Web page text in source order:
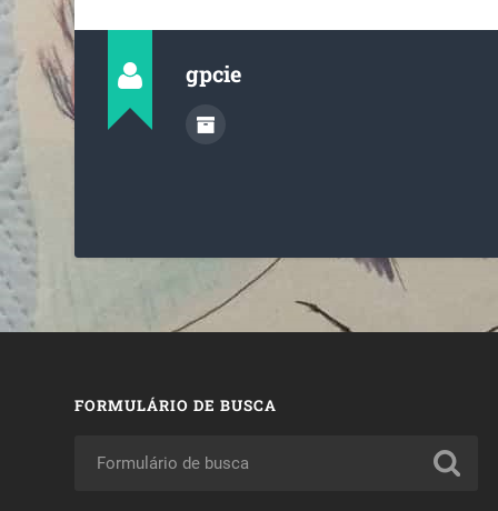
gpcie
FORMULÁRIO DE BUSCA